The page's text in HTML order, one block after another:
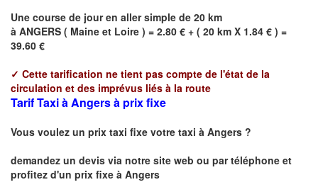
Une course de jour en aller simple de 20 km
à ANGERS ( Maine et Loire ) = 2.80 € + ( 20 km X 1.84 € ) =
39.60 €
✓ Cette tarification ne tient pas compte de l'état de la
circulation et des imprévus liés à la route
Tarif Taxi à Angers à prix fixe
Vous voulez un prix taxi fixe votre taxi à Angers ?
demandez un devis via notre site web ou par téléphone et
profitez d'un prix fixe à Angers